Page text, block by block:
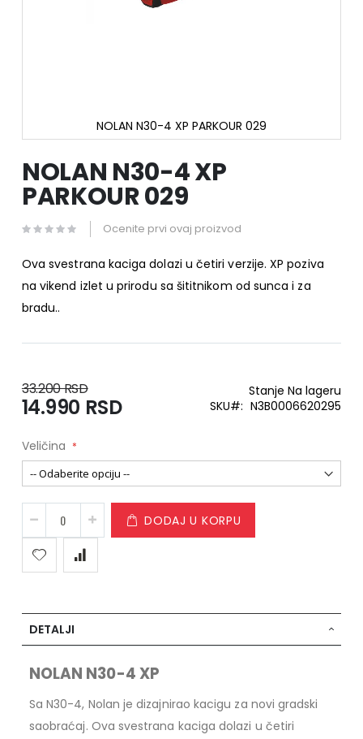
NOLAN N30-4 XP PARKOUR 029
to
the
beginning
of
images
NOLAN N30-4 XP
PARKOUR 029
Ocenite prvi ovaj proizvod
Ova svestrana kaciga dolazi u četiri verzije. XP poziva
na vikend izlet u prirodu sa šititnikom od sunca i za
bradu..
33.200 RSD
Special
14.990 RSD
Stanje Na lageru
SKU
N3B0006620295
Veličina
DODAJ U KORPU
DETALJI
NOLAN N30-4 XP
Sa N30-4, Nolan je dizajnirao kacigu za novi gradski
saobraćaj. Ova svestrana kaciga dolazi u četiri